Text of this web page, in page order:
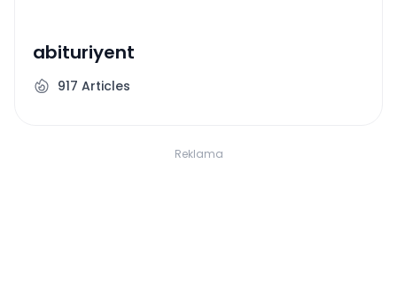
abituriyent
917 Articles
Reklama